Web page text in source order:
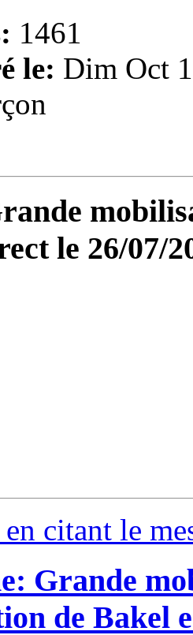
1461
le: Dim Oct
le 26/07/
citant le
Grande
de Bakel